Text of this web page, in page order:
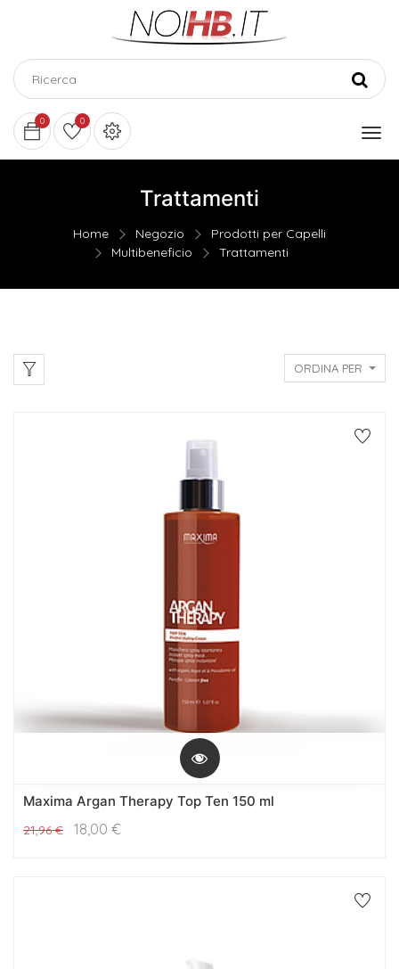
0 0
Trattamenti
Home Negozio
Prodotti per Capelli
Multibeneficio
Trattamenti
ORDINA PER
Maxima Argan Therapy Top Ten 150 ml
21,96€ 18,00 €